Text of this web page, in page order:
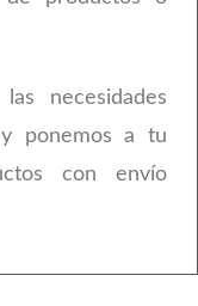
necesidades
ponemos a tu
con envío